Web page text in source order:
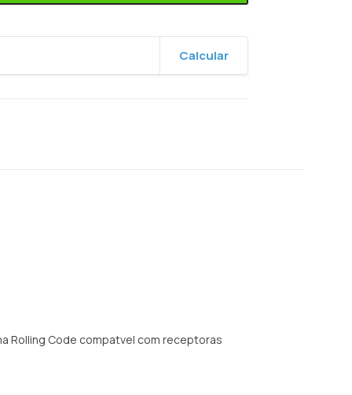
Calcular
Rolling Code compatvel com receptoras